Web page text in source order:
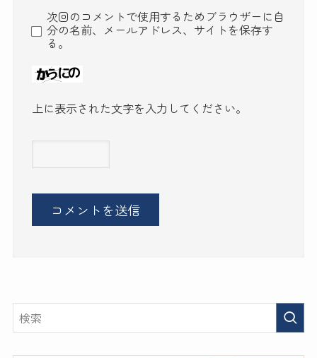
次回のコメントで使用するためブラウザーに自
分の名前、メールアドレス、サイトを保存す
る。
上に表示された文字を入力してください。